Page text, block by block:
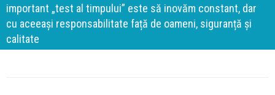
important „test al timpului” este să inovăm constant, dar
cu aceeași responsabilitate față de oameni, siguranță și
calitate